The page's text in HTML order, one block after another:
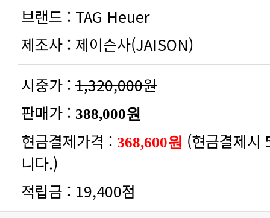
브랜드 : TAG Heuer
제조사 : 제이슨사(JAISON)
시중가 : 1,320,000원
판매가 : 388,000원
현금결제가격 : 368,600원
니다.)
적립금 : 19,400점